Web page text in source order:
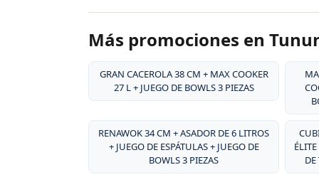
grasa, conservando hasta el 98% de los
desde 1941, su acero inoxidable
patentado, y su garantía de por vida.
la durabilidad excepcional de sus
Más promociones en
GRAN CACEROLA 38 CM + MAX COOKER
27 L + JUEGO DE BOWLS 3 PIEZAS
RENAWOK 34 CM + ASADOR DE 6 LITROS
+ JUEGO DE ESPÁTULAS + JUEGO DE
BOWLS 3 PIEZAS